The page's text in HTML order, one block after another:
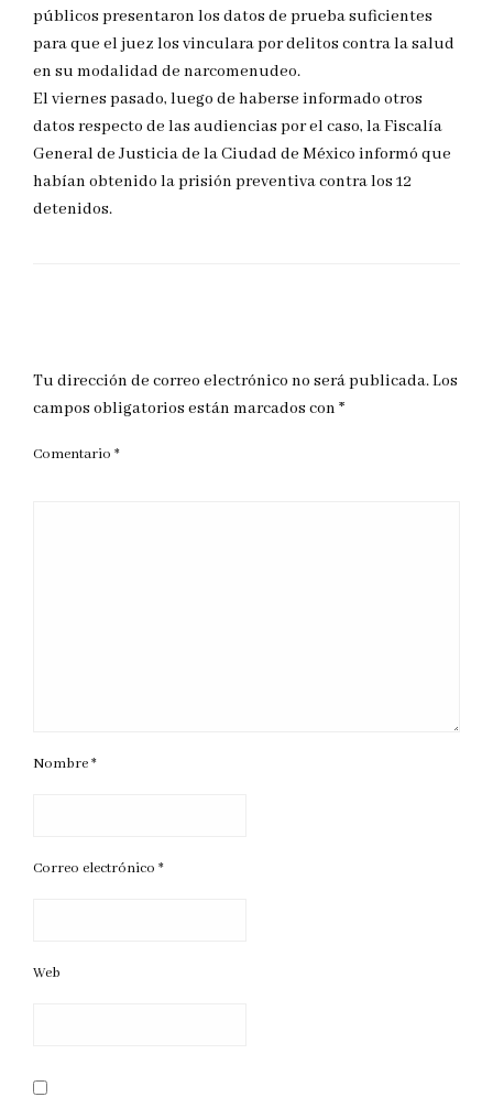
públicos presentaron los datos de prueba suficientes
para que el juez los vinculara por delitos contra la salud
en su modalidad de narcomenudeo.
El viernes pasado, luego de haberse informado otros
datos respecto de las audiencias por el caso, la Fiscalía
General de Justicia de la Ciudad de México informó que
habían obtenido la prisión preventiva contra los 12
detenidos.
Tu dirección de correo electrónico no será publicada.Los
campos obligatorios están marcados con *
Comentario *
Nombre*
Correo electrónico *
Web